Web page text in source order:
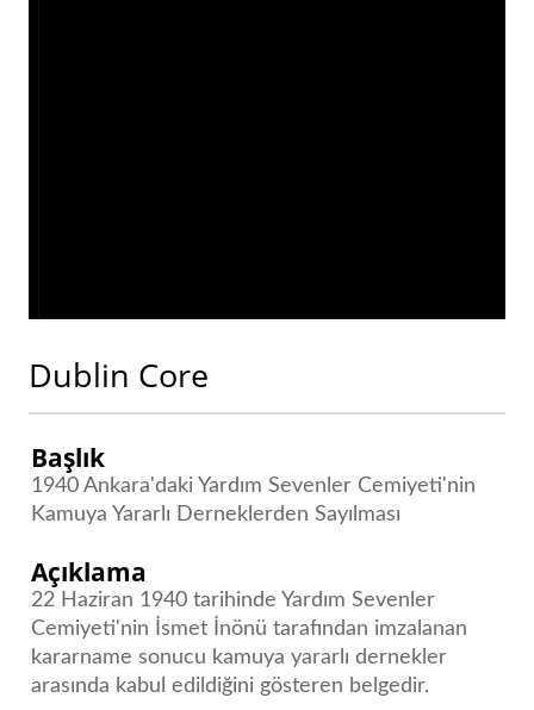
Dublin Core
Başlık
1940 Ankara'daki Yardım Sevenler Cemiyeti'nin
Kamuya Yararlı Derneklerden Sayılması
Açıklama
22 Haziran 1940 tarihinde Yardım Sevenler
Cemiyeti'nin İsmet İnönü tarafından imzalanan
kararname sonucu kamuya yararlı dernekler
arasında kabul edildiğini gösteren belgedir.